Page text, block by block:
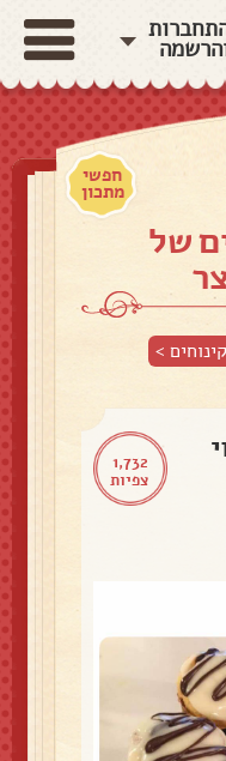
חפשי
מתכון
של
קינוחים>
1,732
צפיות